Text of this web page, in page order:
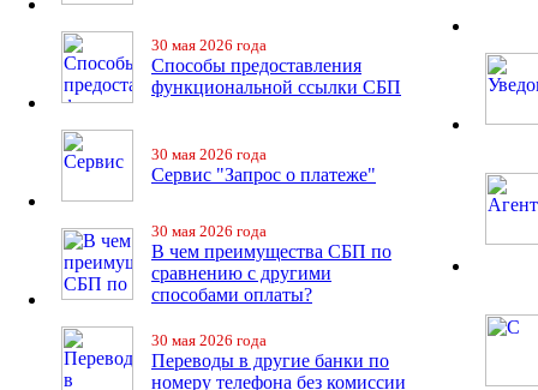
30 мая 2026 года
Способы предоставления
функциональной ссылки СБП
30 мая 2026 года
Сервис "Запрос о платеже"
30 мая 2026 года
В чем преимущества СБП по
сравнению с другими
способами оплаты?
30 мая 2026 года
Переводы в другие банки по
номеру телефона без комиссии